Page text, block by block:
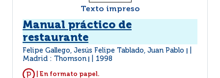
Texto impreso
Manual práctico de
restaurante
Felipe Gallego, Jesús Felipe Tablado, Juan Pablo
Madrid : Thomson 1998
| En formato papel.